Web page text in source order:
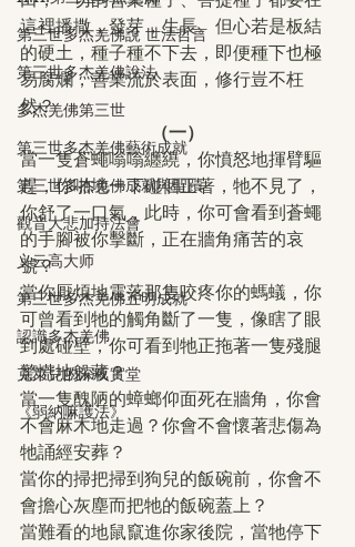
第三世多杰羌佛說 世法哲言
第三世多杰羌佛說法
多杰羌佛第三世
第三世多杰羌佛藝術成就
第三世多杰羌佛成就與聖蹟
觀音大悲加持法會
义云高大师
第三世多杰羌佛五明成就
認識多杰羌佛
克萊兒的深夜實堂
《弱納嘛護法》
這裡播撒，發芽，生長。但心若是板結
的硬土，種子種不下去，即便種下也極
易腐爛，善業流於表面，修行豈不枉
然？
（一）
當一隻蒼蠅嗡嗡纏繞，你憤怒地揮臂驅
趕，你啪地一下碰個正著，牠不見了，
你舒了一口氣，此時，你可會看到蒼蠅
的手腳被你擊斷，正在牆角痛苦的哀
號？
當你厭煩地震落那隻咬疼你的螞蟻，你
可曾看到牠的觸角斷了一隻，像瞎了眼
到處碰壁，你可看到牠正拖著一隻殘腿
驚慌地躲藏？
當一隻醜陋的蟑螂仰面死在牆角，你會
不會麻木地走過？你會不會懷著悲傷為
牠誦經安葬？
當你的掃把掃到狗兒的飯碗前，你會不
會擔心灰塵而把牠的飯碗蓋上？
當難看的地鼠竄進你家後院，當牠停下